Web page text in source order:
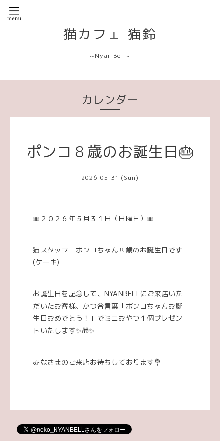
猫カフェ 猫鈴
~Nyan Bell~
カレンダー
ポンコ８歳のお誕生日🎂
2026-05-31 (Sun)
🎀２０２６年５月３１日（日曜日）🎀
猫スタッフ ポンコちゃん８歳のお誕生日です
(ケーキ)
お誕生日を記念して、NYANBELLにご来店いた
だいたお客様、かつ合言葉「ポンコちゃんお誕
生日おめでとう！」でミニおやつ１個プレゼン
トいたします✨🎁✨
みなさまのご来店お待ちしております💐